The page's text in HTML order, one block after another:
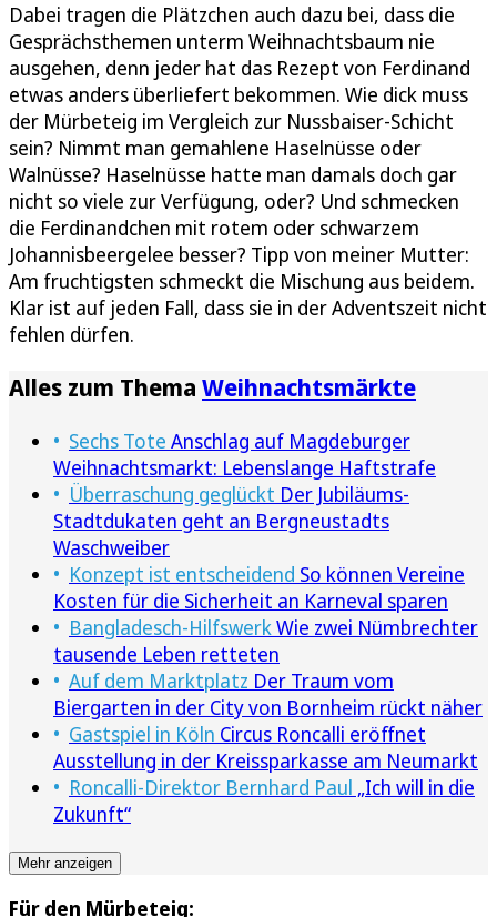
Dabei tragen die Plätzchen auch dazu bei, dass die
Gesprächsthemen unterm Weihnachtsbaum nie
ausgehen, denn jeder hat das Rezept von Ferdinand
etwas anders überliefert bekommen. Wie dick muss
der Mürbeteig im Vergleich zur Nussbaiser-Schicht
sein? Nimmt man gemahlene Haselnüsse oder
Walnüsse? Haselnüsse hatte man damals doch gar
nicht so viele zur Verfügung, oder? Und schmecken
die Ferdinandchen mit rotem oder schwarzem
Johannisbeergelee besser? Tipp von meiner Mutter:
Am fruchtigsten schmeckt die Mischung aus beidem.
Klar ist auf jeden Fall, dass sie in der Adventszeit nicht
fehlen dürfen.
Alles zum Thema Weihnachtsmärkte
Sechs Tote Anschlag auf Magdeburger
Weihnachtsmarkt: Lebenslange Haftstrafe
Überraschung geglückt Der Jubiläums-
Stadtdukaten geht an Bergneustadts
Waschweiber
Konzept ist entscheidend So können Vereine
Kosten für die Sicherheit an Karneval sparen
Bangladesch-Hilfswerk Wie zwei Nümbrechter
tausende Leben retteten
Auf dem Marktplatz Der Traum vom
Biergarten in der City von Bornheim rückt näher
Gastspiel in Köln Circus Roncalli eröffnet
Ausstellung in der Kreissparkasse am Neumarkt
Roncalli-Direktor Bernhard Paul „Ich will in die
Zukunft“
Mehr anzeigen
Für den Mürbeteig: